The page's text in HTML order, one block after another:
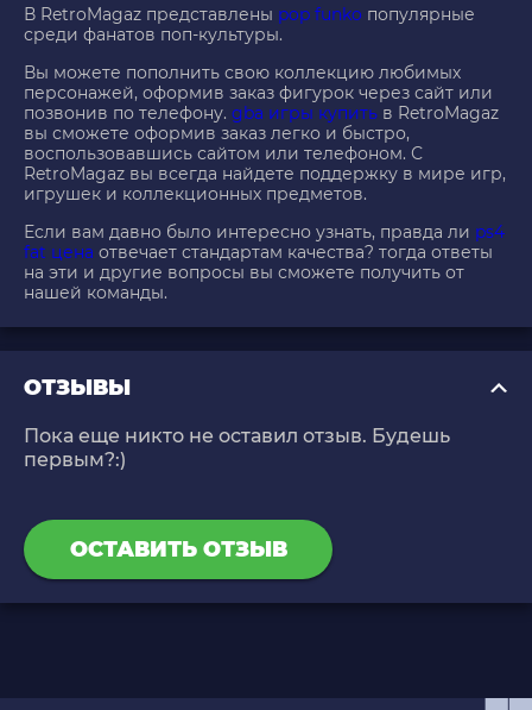
В RetroMagaz представлены pop funko популярные
среди фанатов поп-культуры.
Вы можете пополнить свою коллекцию любимых
персонажей, оформив заказ фигурок через сайт или
позвонив по телефону. gba игры купить в RetroMagaz
вы сможете оформив заказ легко и быстро,
воспользовавшись сайтом или телефоном. С
RetroMagaz вы всегда найдете поддержку в мире игр,
игрушек и коллекционных предметов.
Если вам давно было интересно узнать, правда ли ps4
fat цена отвечает стандартам качества? тогда ответы
на эти и другие вопросы вы сможете получить от
нашей команды.
ОТЗЫВЫ
Пока еще никто не оставил отзыв. Будешь
первым?:)
ОСТАВИТЬ ОТЗЫВ